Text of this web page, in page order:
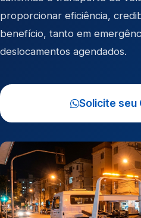
proporcionar eficiência,
benefício, tanto em
deslocamentos agendados.
Solicite seu